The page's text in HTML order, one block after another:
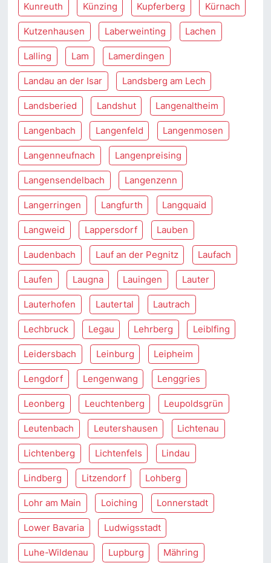
Kunreuth Künzing Kupferberg Kürnach
Kutzenhausen Laberweinting Lachen
Lalling Lam Lamerdingen
Landau an der Isar Landsberg am Lech
Landsberied Landshut Langenaltheim
Langenbach Langenfeld Langenmosen
Langenneufnach Langenpreising
Langensendelbach Langenzenn
Langerringen Langfurth Langquaid
Langweid Lappersdorf Lauben
Laudenbach Lauf an der Pegnitz Laufach
Laufen Laugna Lauingen Lauter
Lauterhofen Lautertal Lautrach
Lechbruck Legau Lehrberg Leiblfing
Leidersbach Leinburg Leipheim
Lengdorf Lengenwang Lenggries
Leonberg Leuchtenberg Leupoldsgrün
Leutenbach Leutershausen Lichtenau
Lichtenberg Lichtenfels Lindau
Lindberg Litzendorf Lohberg
Lohr am Main Loiching Lonnerstadt
Lower Bavaria Ludwigsstadt
Luhe-Wildenau Lupburg Mähring